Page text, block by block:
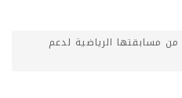
من مسابقتها الرياضية لدعم